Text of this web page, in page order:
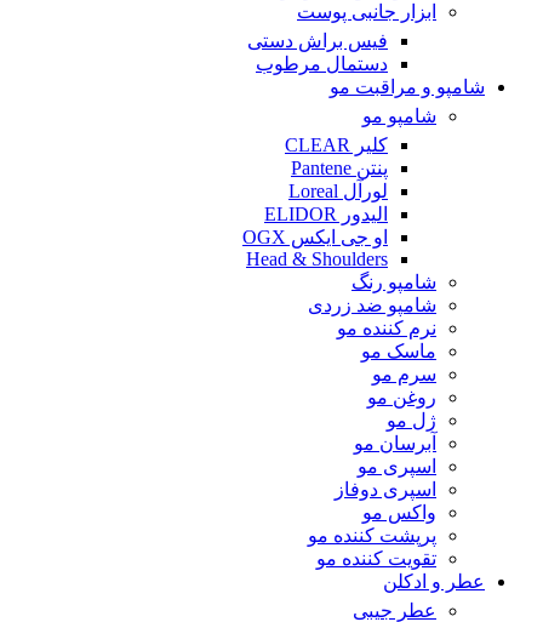
ابزار جانبی پوست
فیس براش دستی
دستمال مرطوب
شامپو و مراقبت مو
شامپو مو
کلیر CLEAR
پنتن Pantene
لورآل Loreal
الیدور ELIDOR
او جی ایکس OGX
Head & Shoulders
شامپو رنگ
شامپو ضد زردی
نرم کننده مو
ماسک مو
سرم مو
روغن مو
ژل مو
آبرسان مو
اسپری مو
اسپری دوفاز
واکس مو
پرپشت کننده مو
تقویت کننده مو
عطر و ادکلن
عطر جیبی